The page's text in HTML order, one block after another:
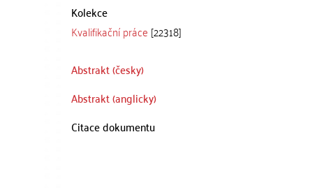
Kolekce
Kvalifikační práce [22318]
Abstrakt (česky)
Abstrakt (anglicky)
Citace dokumentu